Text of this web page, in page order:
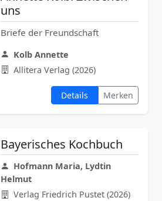
uns
Briefe der Freundschaft
Kolb Annette
Allitera Verlag (2026)
Details Merken
Bayerisches Kochbuch
Hofmann Maria, Lydtin
Helmut
Verlag Friedrich Pustet (2026)